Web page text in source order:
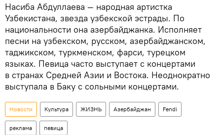
Насиба Абдуллаева — народная артистка
Узбекистана, звезда узбекской эстрады. По
национальности она азербайджанка. Исполняет
песни на узбекском, русском, азербайджанском,
таджикском, туркменском, фарси, турецком
языках. Певица часто выступает с концертами
в странах Средней Азии и Востока. Неоднократно
выступала в Баку с сольными концертами.
Новости Культура ЖИЗНЬ Азербайджан Fendi
реклама певица